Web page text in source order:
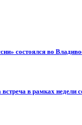
состоялся во
в рамках недели